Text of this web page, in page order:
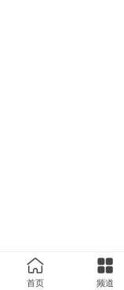
首页 频道